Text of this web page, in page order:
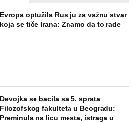
Evropa optužila Rusiju za važnu stvar
koja se tiče Irana: Znamo da to rade
Devojka se bacila sa 5. sprata
Filozofskog fakulteta u Beogradu:
Preminula na licu mesta, istraga u